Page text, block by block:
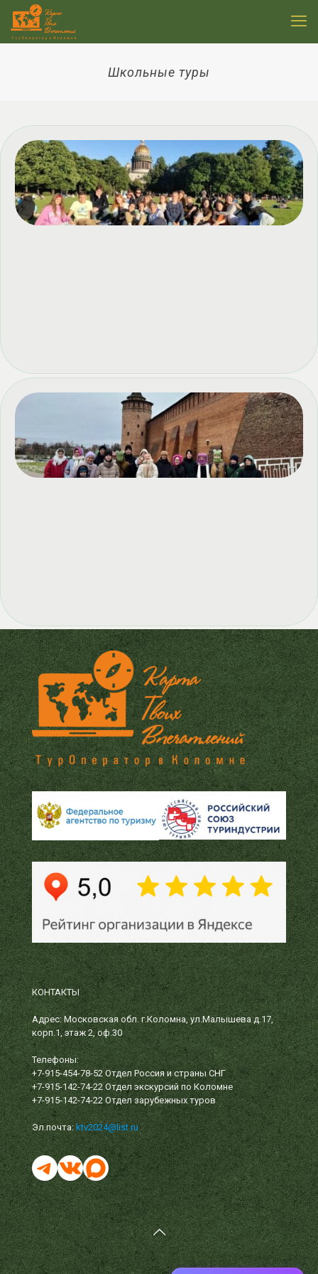
Школьные туры
КОНТАКТЫ
Адрес: Московская обл. г.Коломна, ул.Малышева д.17,
корп.1, этаж 2, оф.30
Телефоны:
+7-915-454-78-52Отдел Россия и страны СНГ
+7-915-142-74-22Отдел экскурсий по Коломне
+7-915-142-74-22 Отдел зарубежных туров
Эл.почта: ktv2024@list.ru